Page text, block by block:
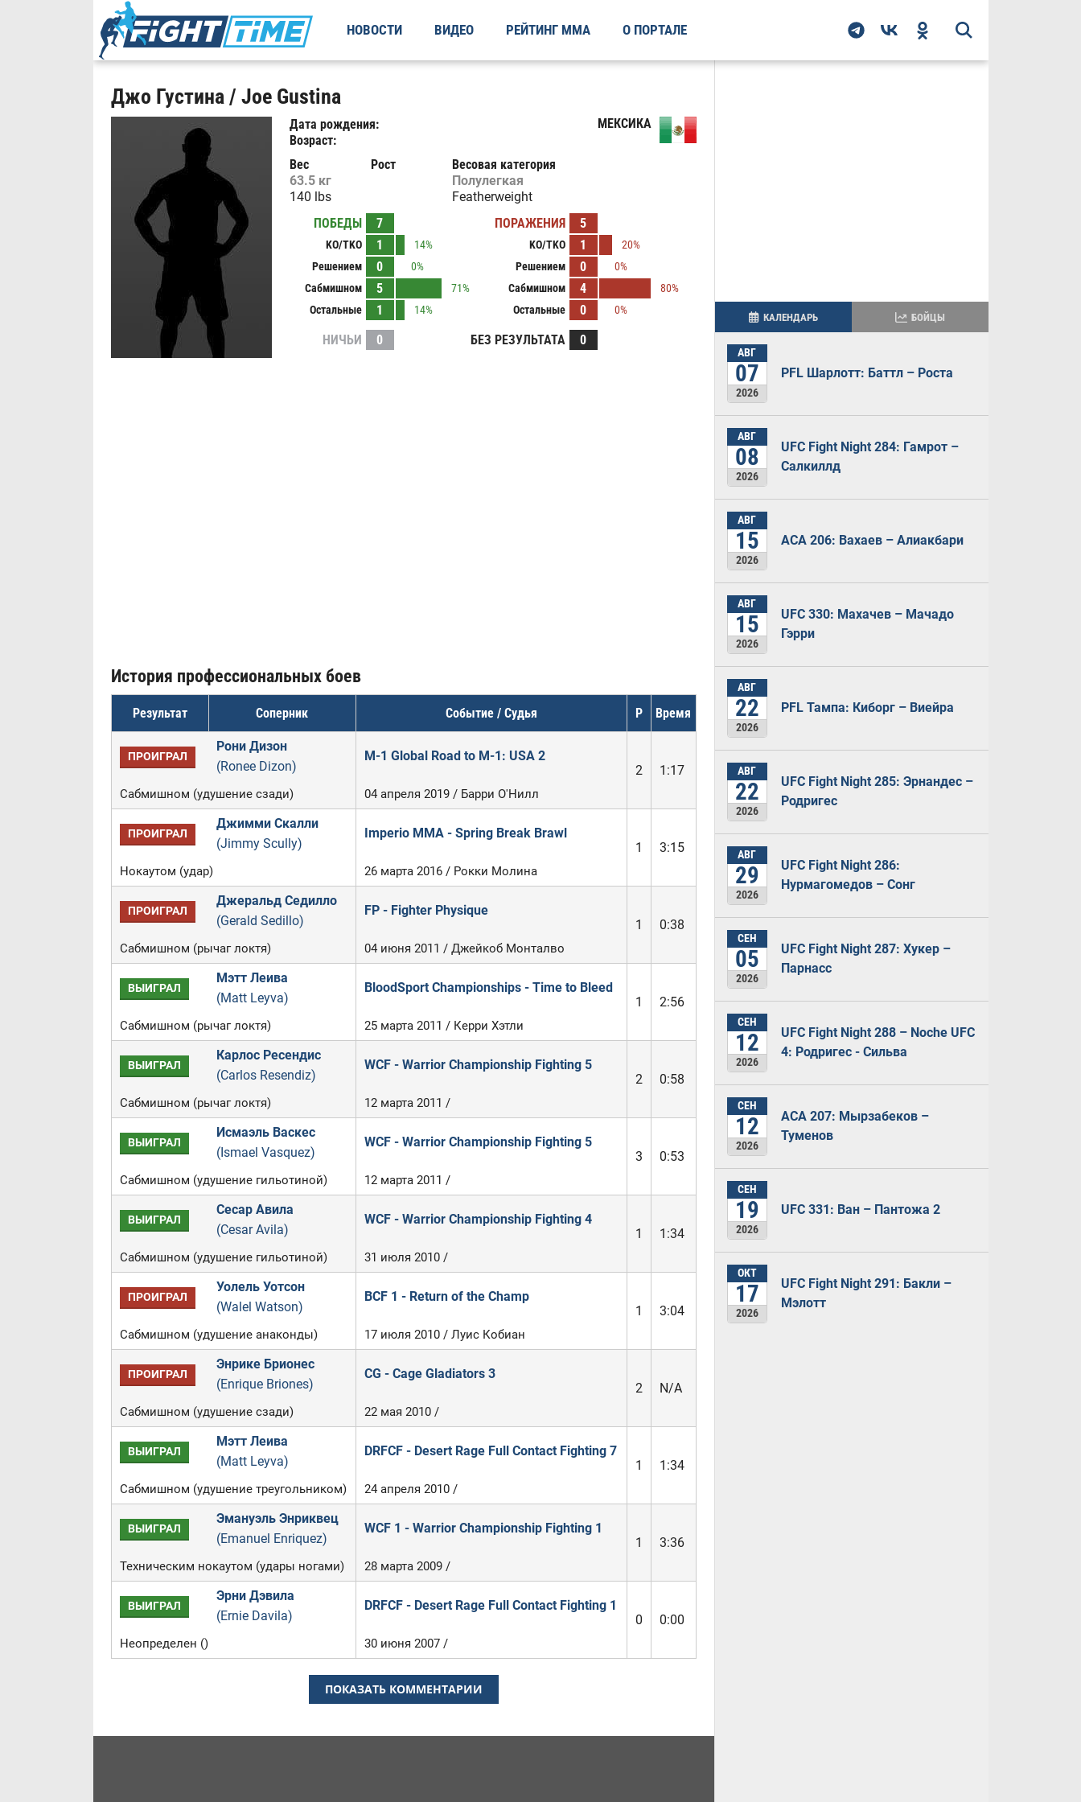
НОВОСТИ ВИДЕО РЕЙТИНГ ММА О ПОРТАЛЕ
Джо Густина / Joe Gustina
Дата рождения:
Возраст:
МЕКСИКА
Вес
63.5 кг
140 lbs
Рост
Весовая категория
Полулегкая
Featherweight
ПОБЕДЫ
7
KO/TKO 1
14%
Решением
0
0%
Сабмишном
5
71%
Остальные
1 14%
ПОРАЖЕНИЯ 5
KO/TKO 1
20%
Решением
0
0%
Сабмишном
4
80%
Остальные
0 0%
НИЧЬИ 0 БЕЗ РЕЗУЛЬТАТА 0
История профессиональных боев
Результат Соперник Событие / Судья Р Время
ПРОИГРАЛ
Рони Дизон
(Ronee Dizon)
M-1 Global Road to M-1: USA 2
2
1:17
Сабмишном (удушение сзади) 04 апреля 2019 / Барри О'Нилл
ПРОИГРАЛ
Джимми Скалли
(Jimmy Scully)
Imperio MMA - Spring Break Brawl
1
3:15
Нокаутом (удар) 26 марта 2016 / Рокки Молина
ПРОИГРАЛ
Джеральд Седилло
(Gerald Sedillo)
FP - Fighter Physique
1
0:38
Сабмишном (рычаг локтя) 04 июня 2011 / Джейкоб Монталво
ВЫИГРАЛ
Мэтт Леива
(Matt Leyva)
BloodSport Championships - Time to Bleed
1
2:56
Сабмишном (рычаг локтя) 25 марта 2011 / Керри Хэтли
ВЫИГРАЛ
Карлос Ресендис
(Carlos Resendiz)
WCF - Warrior Championship Fighting 5
2
0:58
Сабмишном (рычаг локтя) 12 марта 2011 /
ВЫИГРАЛ
Исмаэль Васкес
(Ismael Vasquez)
WCF - Warrior Championship Fighting 5
3
0:53
Сабмишном (удушение гильотиной) 12 марта 2011 /
ВЫИГРАЛ
Сесар Авила
(Cesar Avila)
WCF - Warrior Championship Fighting 4
1
1:34
Сабмишном (удушение гильотиной) 31 июля 2010 /
ПРОИГРАЛ
Уолель Уотсон
(Walel Watson)
BCF 1 - Return of the Champ
1
3:04
Сабмишном (удушение анаконды) 17 июля 2010 / Луис Кобиан
ПРОИГРАЛ
Энрике Брионес
(Enrique Briones)
CG - Cage Gladiators 3
2
N/A
Сабмишном (удушение сзади) 22 мая 2010 /
ВЫИГРАЛ
Мэтт Леива
(Matt Leyva)
DRFCF - Desert Rage Full Contact Fighting 7
1
1:34
Сабмишном (удушение треугольником) 24 апреля 2010 /
ВЫИГРАЛ
Эмануэль Энриквец
(Emanuel Enriquez)
WCF 1 - Warrior Championship Fighting 1
1
3:36
Техническим нокаутом (удары ногами) 28 марта 2009 /
ВЫИГРАЛ
Эрни Дэвила
(Ernie Davila)
DRFCF - Desert Rage Full Contact Fighting 1
0
0:00
Неопределен () 30 июня 2007 /
ПОКАЗАТЬ КОММЕНТАРИИ
КАЛЕНДАРЬ БОЙЦЫ
АВГ
07
2026
PFL Шарлотт: Баттл – Роста
АВГ
08
2026
UFC Fight Night 284: Гамрот –
Салкиллд
АВГ
15
2026
ACA 206: Вахаев – Алиакбари
АВГ
15
2026
UFC 330: Махачев – Мачадо
Гэрри
АВГ
22
2026
PFL Тампа: Киборг – Виейра
АВГ
22
2026
UFC Fight Night 285: Эрнандес –
Родригес
АВГ
29
2026
UFC Fight Night 286:
Нурмагомедов – Сонг
СЕН
05
2026
UFC Fight Night 287: Хукер –
Парнасс
СЕН
12
2026
UFC Fight Night 288 – Noche UFC
4: Родригес - Сильва
СЕН
12
2026
ACA 207: Мырзабеков –
Туменов
СЕН
19
2026
UFC 331: Ван – Пантожа 2
ОКТ
17
2026
UFC Fight Night 291: Бакли –
Мэлотт